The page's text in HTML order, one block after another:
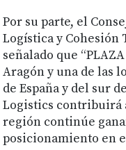
Por su parte, el
Logística y
señalado que
Aragón y una de las
de España y del sur
Logistics contribuirá
región continúe
posicionamiento en